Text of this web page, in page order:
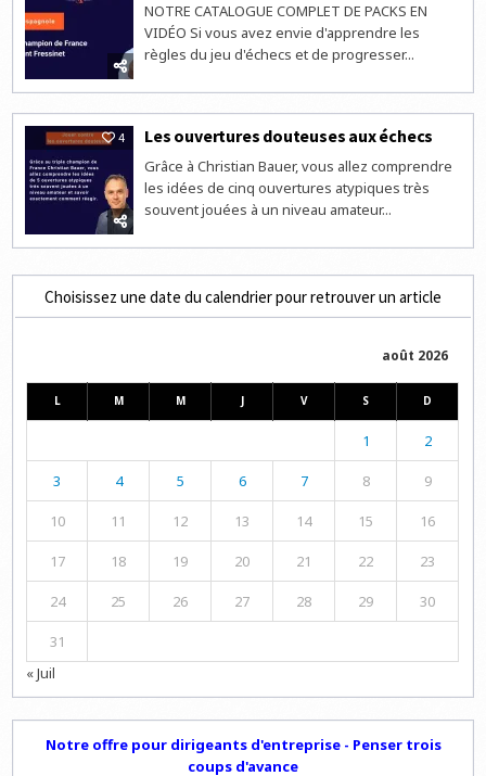
NOTRE CATALOGUE COMPLET DE PACKS EN
VIDÉO Si vous avez envie d'apprendre les
règles du jeu d'échecs et de progresser...
4 Les ouvertures douteuses aux échecs
Grâce à Christian Bauer, vous allez comprendre
les idées de cinq ouvertures atypiques très
souvent jouées à un niveau amateur...
Choisissez une date du calendrier pour retrouver un article
août 2026
L M M J V S D
1 2
3 4 5 6 7 8 9
10 11 12 13 14 15 16
17 18 19 20 21 22 23
24 25 26 27 28 29 30
31
« Juil
Notre offre pour dirigeants d'entreprise - Penser trois
coups d'avance